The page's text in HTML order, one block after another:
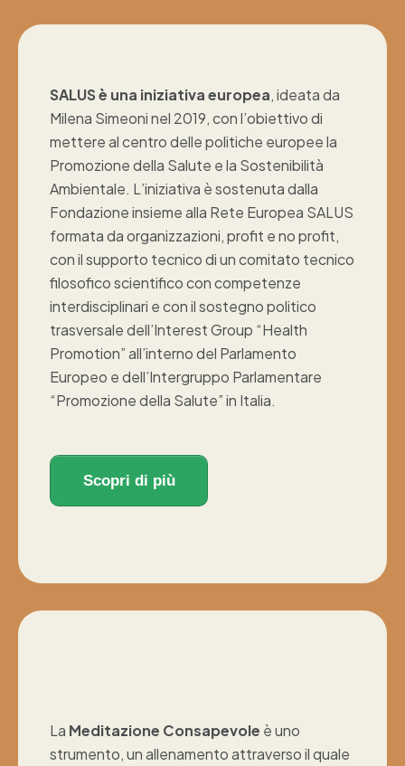
SALUS è una iniziativa europea, ideata da
Milena Simeoni nel 2019, con l’obiettivo di
mettere al centro delle politiche europee la
Promozione della Salute e la Sostenibilità
Ambientale. L’iniziativa è sostenuta dalla
Fondazione insieme alla Rete Europea SALUS
formata da organizzazioni, profit e no profit,
con il supporto tecnico di un comitato tecnico
filosofico scientifico con competenze
interdisciplinari e con il sostegno politico
trasversale dell’Interest Group “Health
Promotion” all’interno del Parlamento
Europeo e dell’Intergruppo Parlamentare
“Promozione della Salute” in Italia.
Scopri di più
La Meditazione Consapevole è uno
strumento, un allenamento attraverso il quale